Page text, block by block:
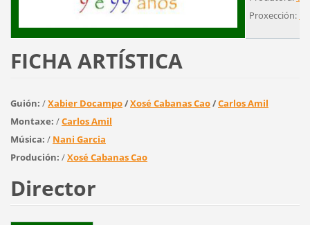
Proxección:
FICHA ARTÍSTICA
Guión: /Xabier Docampo/Xosé Cabanas Cao/Carlos Amil
Montaxe: /Carlos Amil
Música: / Nani Garcia
Produción: /Xosé Cabanas Cao
Director